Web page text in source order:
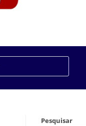
Pesquisar